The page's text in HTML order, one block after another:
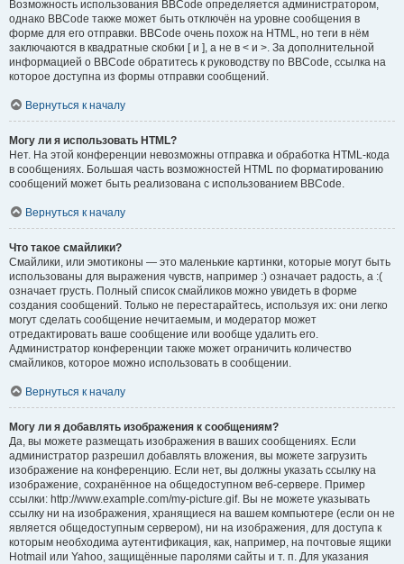
Возможность использования BBCode определяется администратором,
однако BBCode также может быть отключён на уровне сообщения в
форме для его отправки. BBCode очень похож на HTML, но теги в нём
заключаются в квадратные скобки [ и ], а не в < и >. За дополнительной
информацией о BBCode обратитесь к руководству по BBCode, ссылка на
которое доступна из формы отправки сообщений.
Вернуться к началу
Могу ли я использовать HTML?
Нет. На этой конференции невозможны отправка и обработка HTML-кода
в сообщениях. Большая часть возможностей HTML по форматированию
сообщений может быть реализована с использованием BBCode.
Вернуться к началу
Что такое смайлики?
Смайлики, или эмотиконы — это маленькие картинки, которые могут быть
использованы для выражения чувств, например :) означает радость, а :(
означает грусть. Полный список смайликов можно увидеть в форме
создания сообщений. Только не перестарайтесь, используя их: они легко
могут сделать сообщение нечитаемым, и модератор может
отредактировать ваше сообщение или вообще удалить его.
Администратор конференции также может ограничить количество
смайликов, которое можно использовать в сообщении.
Вернуться к началу
Могу ли я добавлять изображения к сообщениям?
Да, вы можете размещать изображения в ваших сообщениях. Если
администратор разрешил добавлять вложения, вы можете загрузить
изображение на конференцию. Если нет, вы должны указать ссылку на
изображение, сохранённое на общедоступном веб-сервере. Пример
ссылки: http://www.example.com/my-picture.gif. Вы не можете указывать
ссылку ни на изображения, хранящиеся на вашем компьютере (если он не
является общедоступным сервером), ни на изображения, для доступа к
которым необходима аутентификация, как, например, на почтовые ящики
Hotmail или Yahoo, защищённые паролями сайты и т. п. Для указания